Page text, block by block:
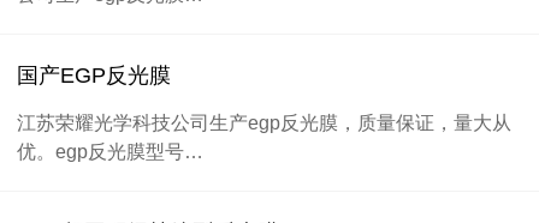
国产EGP反光膜
江苏荣耀光学科技公司生产egp反光膜，质量保证，量大从
优。egp反光膜型号…